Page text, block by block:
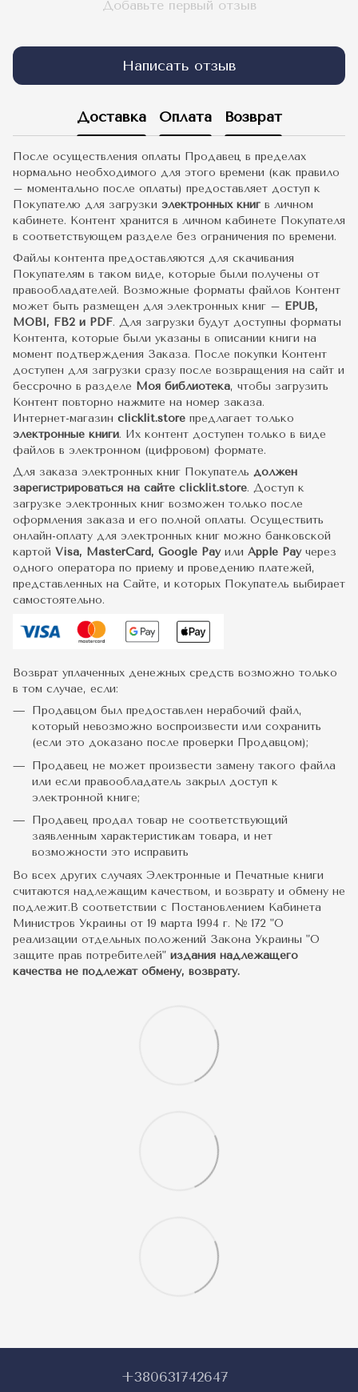
Добавьте первый отзыв
Написать отзыв
Доставка Оплата Возврат
После осуществления оплаты Продавец в пределах
нормально необходимого для этого времени (как правило
– моментально после оплаты) предоставляет доступ к
Покупателю для загрузки электронных книг в личном
кабинете. Контент хранится в личном кабинете Покупателя
в соответствующем разделе без ограничения по времени.
Файлы контента предоставляются для скачивания
Покупателям в таком виде, которые были получены от
правообладателей. Возможные форматы файлов Контент
может быть размещен для электронных книг – EPUB,
MOBI, FB2 и PDF. Для загрузки будут доступны форматы
Контента, которые были указаны в описании книги на
момент подтверждения Заказа. После покупки Контент
доступен для загрузки сразу после возвращения на сайт и
бессрочно в разделе Моя библиотека, чтобы загрузить
Контент повторно нажмите на номер заказа.
Интернет-магазин clicklit.store предлагает только
электронные книги. Их контент доступен только в виде
файлов в электронном (цифровом) формате.
Для заказа электронных книг Покупатель должен
зарегистрироваться на сайте clicklit.store. Доступ к
загрузке электронных книг возможен только после
оформления заказа и его полной оплаты. Осуществить
онлайн-оплату для электронных книг можно банковской
картой Visa, MasterCard, Google Pay или Apple Payчерез
одного оператора по приему и проведению платежей,
представленных на Сайте, и которых Покупатель выбирает
самостоятельно.
Возврат уплаченных денежных средств возможно только
в том случае, если:
Продавцом был предоставлен нерабочий файл,
который невозможно воспроизвести или сохранить
(если это доказано после проверки Продавцом);
Продавец не может произвести замену такого файла
или если правообладатель закрыл доступ к
электронной книге;
Продавец продал товар не соответствующий
заявленным характеристикам товара, и нет
возможности это исправить
Во всех других случаях Электронные и Печатные книги
считаются надлежащим качеством, и возврату и обмену не
подлежит.В соответствии с Постановлением Кабинета
Министров Украины от 19 марта 1994 г. № 172 "О
реализации отдельных положений Закона Украины "О
защите прав потребителей" издания надлежащего
качества не подлежат обмену, возврату.
+380631742647